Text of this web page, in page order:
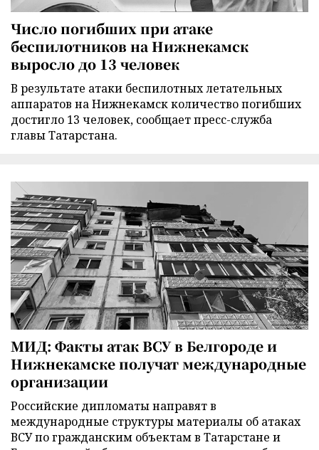
Число погибших при атаке
беспилотников на Нижнекамск
выросло до 13 человек
В результате атаки беспилотных летательных
аппаратов на Нижнекамск количество погибших
достигло 13 человек, сообщает пресс-служба
главы Татарстана.
МИД: Факты атак ВСУ в Белгороде и
Нижнекамске получат международные
организации
Российские дипломаты направят в
международные структуры материалы об атаках
ВСУ по гражданским объектам в Татарстане и